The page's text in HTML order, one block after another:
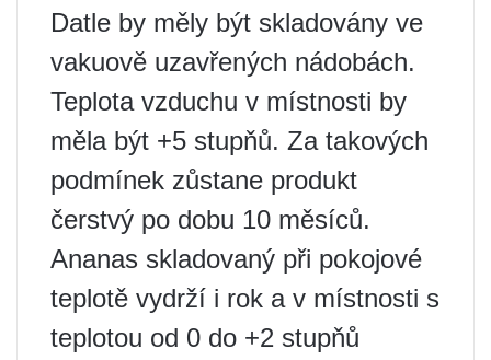
Datle by měly být skladovány ve
vakuově uzavřených nádobách.
Teplota vzduchu v místnosti by
měla být +5 stupňů. Za takových
podmínek zůstane produkt
čerstvý po dobu 10 měsíců.
Ananas skladovaný při pokojové
teplotě vydrží i rok a v místnosti s
teplotou od 0 do +2 stupňů